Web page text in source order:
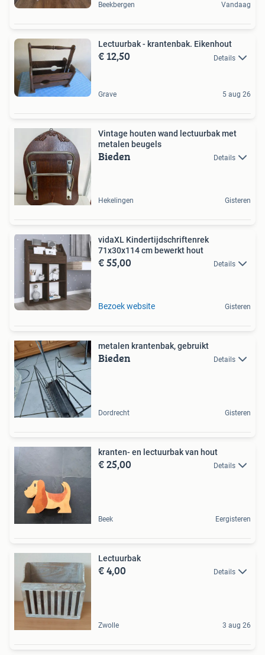
Beekbergen Vandaag
Lectuurbak - krantenbak. Eikenhout
€ 12,50 Details
Grave 5 aug 26
Vintage houten wand lectuurbak met
metalen beugels
Bieden Details
Hekelingen Gisteren
vidaXL Kindertijdschriftenrek
71x30x114 cm bewerkt hout
€ 55,00 Details
Bezoek website Gisteren
metalen krantenbak, gebruikt
Bieden Details
Dordrecht Gisteren
kranten- en lectuurbak van hout
€ 25,00 Details
Beek Eergisteren
Lectuurbak
€ 4,00 Details
Zwolle 3 aug 26